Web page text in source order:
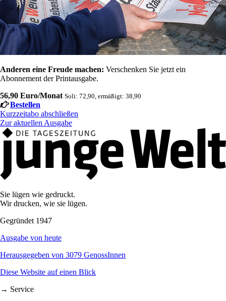
Anderen eine Freude machen: Verschenken Sie jetzt ein
Abonnement der Printausgabe.
56,90 Euro/Monat Soli: 72,90, ermäßigt: 38,90
Bestellen
Kurzzeitabo abschließen
Zur aktuellen Ausgabe
Sie lügen wie gedruckt.
Wir drucken, wie sie lügen.
Gegründet 1947
Ausgabe von heute
Herausgegeben von 3079 GenossInnen
Diese Website auf einen Blick
→ Service